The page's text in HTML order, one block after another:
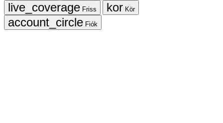
Friss
Kör
Fiók